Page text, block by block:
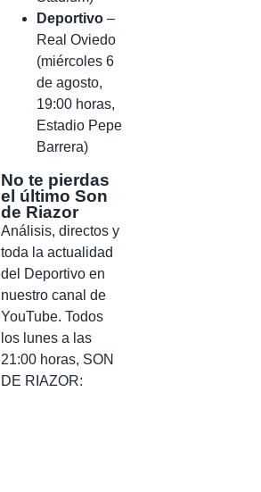
Deportivo –
Real Oviedo
(miércoles 6
de agosto,
19:00 horas,
Estadio Pepe
Barrera)
No te pierdas
el último Son
de Riazor
Análisis, directos y
toda la actualidad
del Deportivo en
nuestro canal de
YouTube. Todos
los lunes a las
21:00 horas, SON
DE RIAZOR: